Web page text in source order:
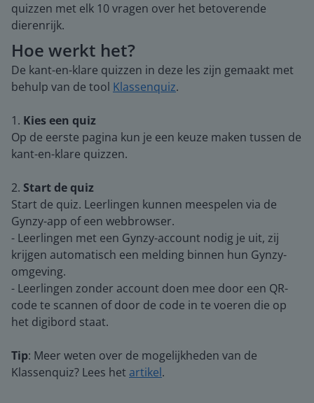
quizzen met elk 10 vragen over het betoverende
dierenrijk.
Hoe werkt het?
De kant-en-klare quizzen in deze les zijn gemaakt met
behulp van de tool Klassenquiz.
1. Kies een quiz
Op de eerste pagina kun je een keuze maken tussen de
kant-en-klare quizzen.
2. Start de quiz
Start de quiz. Leerlingen kunnen meespelen via de
Gynzy-app of een webbrowser.
- Leerlingen met een Gynzy-account nodig je uit, zij
krijgen automatisch een melding binnen hun Gynzy-
omgeving.
- Leerlingen zonder account doen mee door een QR-
code te scannen of door de code in te voeren die op
het digibord staat.
Tip: Meer weten over de mogelijkheden van de
Klassenquiz? Lees het artikel.